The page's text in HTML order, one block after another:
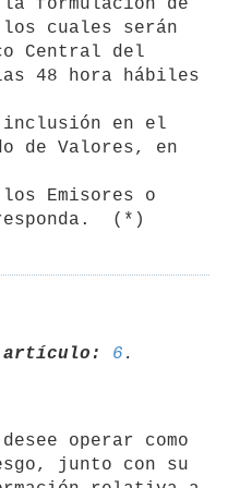
cuales serán
Central del
48 hora hábiles
inclusión en el
de Valores, en
Emisores o
artículo: 6
junto con su